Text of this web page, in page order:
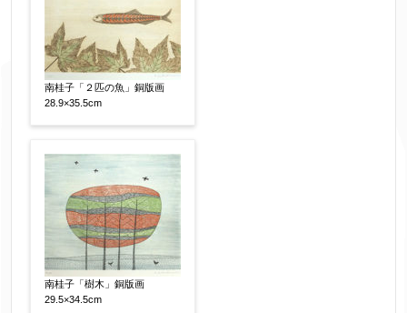
南桂子「２匹の魚」銅版画
28.9×35.5cm
南桂子「樹木」銅版画
29.5×34.5cm